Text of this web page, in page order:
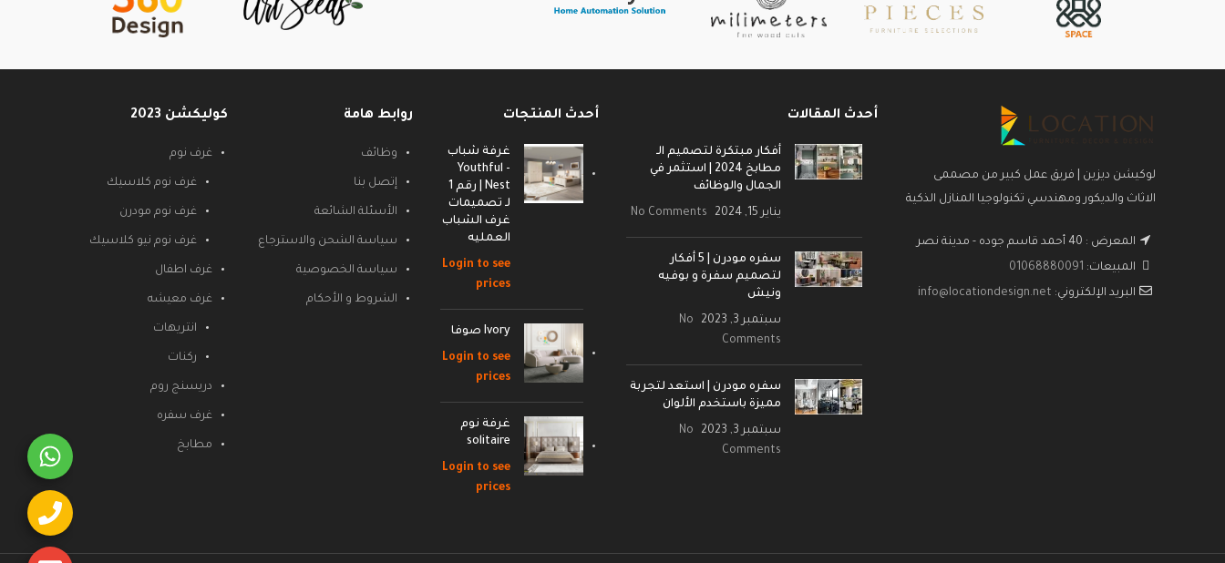
لوكيشن ديزين | فريق عمل كبير من مصممى
الاثاث والديكور ومهندسي تكنولوجيا المنازل الذكية
المعرض : 40 أحمد قاسم جوده - مدينة نصر
المبيعات: 01068880091
البريد الإلكتروني: info@locationdesign.net
أحدث المقالات
أفكار مبتكرة لتصميم الـ
مطابخ 2024 | استثمر في
الجمال والوظائف
يناير 15, 2024 No Comments
سفره مودرن | 5 أفكار
لتصميم سفرة و بوفيه
ونيش
سبتمبر 3, 2023
No
Comments
سفره مودرن | استعد لتجربة
مميزة باستخدم الألوان
سبتمبر 3, 2023
No
Comments
أحدث المنتجات
غرفة شباب
- Youthful
Nest | رقم 1
لـ تصميمات
غرف الشباب
العمليه
Login to see
prices
Ivory صوفا
Login to see
prices
غرفة نوم
solitaire
Login to see
prices
روابط هامة
وظائف
إتصل بنا
الأسئلة الشائعة
سياسة الشحن والاسترجاع
سياسة الخصوصية
الشروط و الأحكام
كوليكشن 2023
غرف نوم
غرف نوم كلاسيك
غرف نوم مودرن
غرف نوم نيو كلاسيك
غرف اطفال
غرف معيشه
انتريهات
ركنات
دريسنج روم
غرف سفره
مطابخ